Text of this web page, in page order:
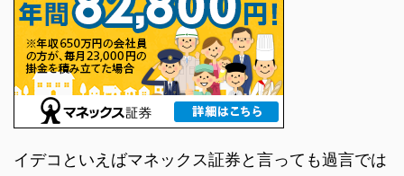
イデコといえばマネックス証券と言っても過言では